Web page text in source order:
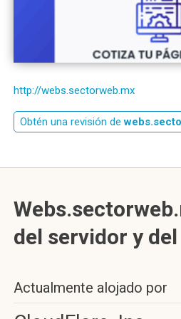
http://webs.sectorweb.mx
Obtén una revisión de
del servidor y
Actualmente alojado por